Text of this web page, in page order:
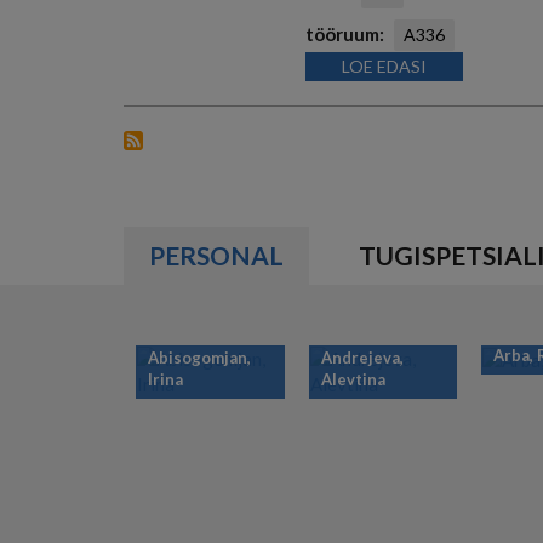
tööruum
A336
LOE EDASI
PERSONAL
Abisogomjan,
Irina
Andrejeva,
Alevtina
Arba,
PAGINATION